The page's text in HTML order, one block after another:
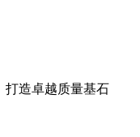
打造卓越质量基石